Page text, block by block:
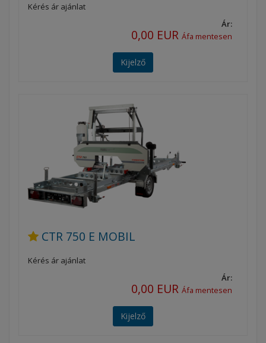
Kérés ár ajánlat
Ár:
0,00 EUR Áfa mentesen
Kijelző
CTR 750 E MOBIL
Kérés ár ajánlat
Ár:
0,00 EUR Áfa mentesen
Kijelző